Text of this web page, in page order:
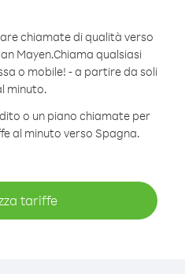
chiamate di qualità verso
Mayen.Chiama qualsiasi
o mobile! - a partire da soli
minuto.
o un piano chiamate per
al minuto verso Spagna.
tariffe